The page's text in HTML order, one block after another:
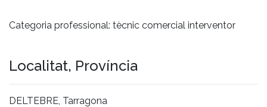
Categoria professional: tècnic comercial interventor
Localitat, Província
DELTEBRE, Tarragona